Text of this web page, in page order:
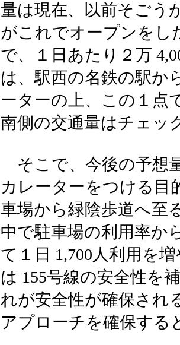
量は現在、以前そごう
がこれでオープンをし
で、１日あたり２万
は、駅西の名鉄の駅か
ーターの上、この１点
南側の交通量はチェッ
そこで、今後の予想
カレーターをつける目
車場から緑陰歩道へ至
中で駐車場の利用率か
て１日 1,700人利用を
は 155号線の安全性を
れが安全性が確保され
アプローチを確保する